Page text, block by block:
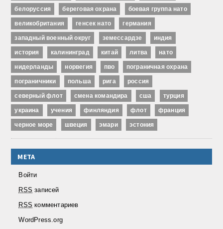
белоруссия береговая охрана боевая группа нато
великобритания генсек нато германия
западный военный округ земессардзе индия
история калининград китай литва нато
нидерланды норвегия пво пограничная охрана
пограничники польша рига россия
северный флот смена командира сша турция
украина учения финляндия флот франция
черное море швеция эмари эстония
МЕТА
Войти
RSS записей
RSS комментариев
WordPress.org